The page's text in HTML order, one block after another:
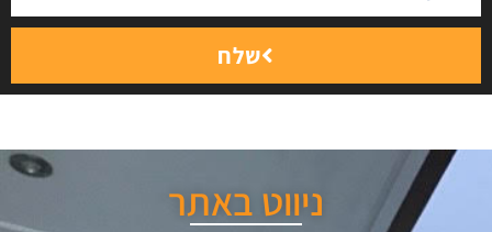
שלח
ניווט באתר